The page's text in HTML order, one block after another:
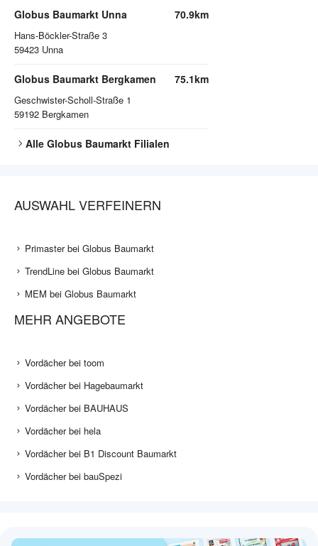
Globus Baumarkt Unna
Hans-Böckler-Straße 3
59423 Unna
70.9km
Globus Baumarkt Bergkamen
Geschwister-Scholl-Straße 1
59192 Bergkamen
75.1km
Alle Globus Baumarkt Filialen
AUSWAHL VERFEINERN
Primaster bei Globus Baumarkt
TrendLine bei Globus Baumarkt
MEM bei Globus Baumarkt
MEHR ANGEBOTE
Vordächer bei toom
Vordächer bei Hagebaumarkt
Vordächer bei BAUHAUS
Vordächer bei hela
Vordächer bei B1 Discount Baumarkt
Vordächer bei bauSpezi